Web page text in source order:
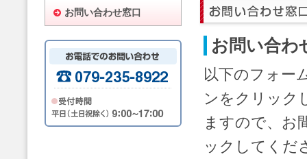
お問い合わ
以下のフォー
ンをクリック
ますので、お
ックしてくだ
お問い合わせ窓口